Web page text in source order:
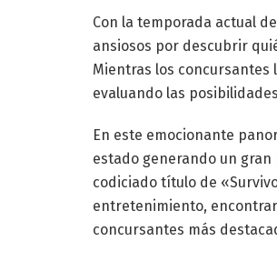
Con la temporada actual
ansiosos por descubrir
Mientras los
evaluando las
En este emocionante
estado generando un
codiciado título de
entretenimiento,
concursantes más